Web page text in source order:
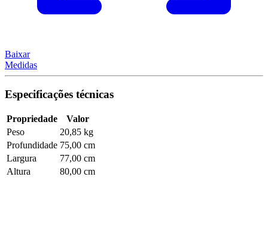
Baixar
Medidas
Especificações técnicas
Propriedade
Valor
Peso
20,85 kg
Profundidade 75,00 cm
Largura
77,00 cm
Altura
80,00 cm